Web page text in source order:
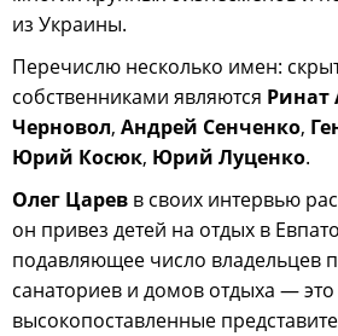
из Украины.
Перечислю несколько имен:
собственниками являются Ринат
Черновол, Андрей Сенченко,
Юрий Косюк, Юрий Луценко.
Олег Царев в своих интервью
он привез детей на отдых в
подавляющее число владельцев
санаториев и домов отдыха — это
высокопоставленные